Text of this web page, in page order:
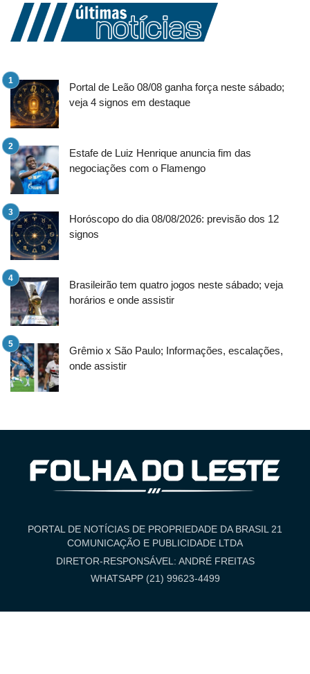
Portal de Leão 08/08 ganha força neste sábado;
veja 4 signos em destaque
Estafe de Luiz Henrique anuncia fim das
negociações com o Flamengo
Horóscopo do dia 08/08/2026: previsão dos 12
signos
Brasileirão tem quatro jogos neste sábado; veja
horários e onde assistir
Grêmio x São Paulo; Informações, escalações,
onde assistir
PORTAL DE NOTÍCIAS DE PROPRIEDADE DA BRASIL 21
COMUNICAÇÃO E PUBLICIDADE LTDA
DIRETOR-RESPONSÁVEL: ANDRÉ FREITAS
WHATSAPP (21) 99623-4499